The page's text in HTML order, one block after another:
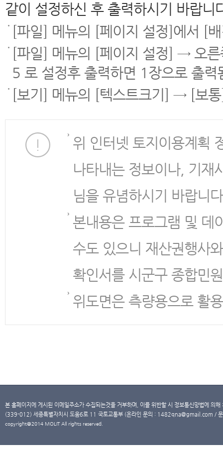
같이 설정하신 후 출력하시기 바랍니
[파일] 메뉴의 [페이지 설정]에서 [
[파일] 메뉴의 [페이지 설정] → 오
5 로 설정후 출력하면 1장으로 출력
[보기] 메뉴의 [텍스트크기] → [보
위 인터넷 토지이용계획
나타내는 정보이나, 기재
님을 유념하시기 바랍니
본내용은 프로그램 및 데
수도 있으니 재산권행사
확인서를 시군구 종합민
위도면은 측량용으로 활
본 홈페이지에 게시된 이메일주소가 수집되는것을 거부하며, 이를 위반할 시 정보통신망법에 의
(339-012) 세종특별자치시 도움6로 11 국토교통부 (온라인 문의 : 1482qna@gmail.com /
copyright@2014 MOLIT All rights reserved.